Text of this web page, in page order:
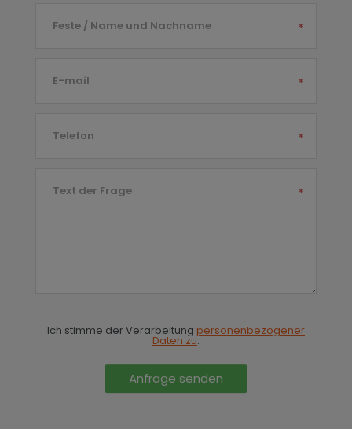
Feste / Name und Nachname *
E-mail *
Telefon *
Text der Frage *
Anfrage senden
Ich stimme der Verarbeitung personenbezogener
Daten zu.